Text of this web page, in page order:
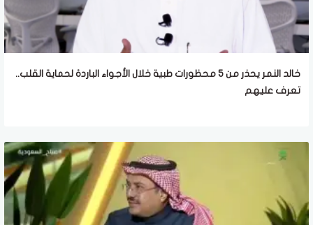
خالد النمر يحذر من 5 محظورات طبية خلال الأجواء الباردة لحماية القلب..
تعرف عليهم